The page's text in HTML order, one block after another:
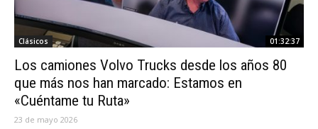
Clásicos 01:32:37
Los camiones Volvo Trucks desde los años 80
que más nos han marcado: Estamos en
«Cuéntame tu Ruta»
23 de mayo 2026